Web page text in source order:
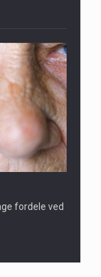
fordele ved